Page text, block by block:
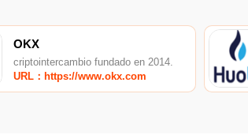
OKX
criptointercambio fundado en 2014.
URL：https://www.okx.com